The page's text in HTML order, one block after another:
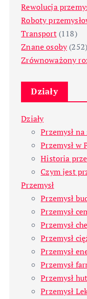
Rewolucja
Roboty
Transport(118)
Znane osoby(252)
Zrównoważony
Działy
Działy
Przemysł
Przemysł w
Historia
Czym jest
Przemysł
Przemysł
Przemysł
Przemysł
Przemysł
Przemysł
Przemysł
Przemysł
Przemysł